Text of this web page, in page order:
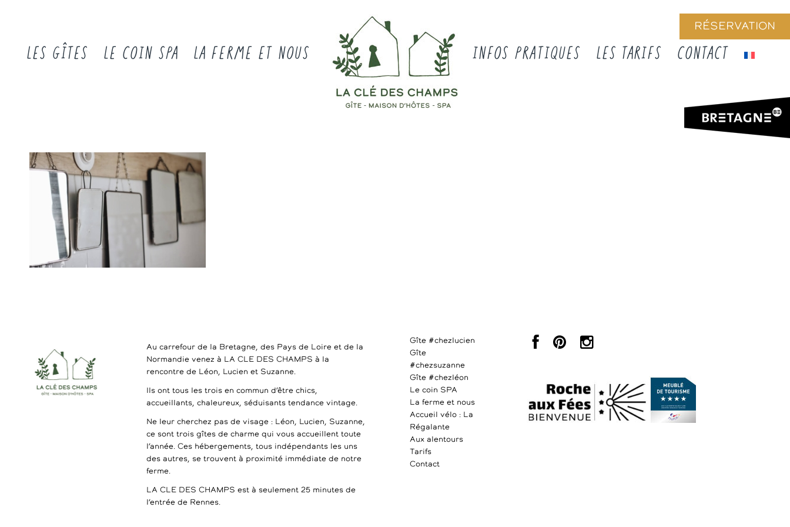
RÉSERVATION
LES GÎTES LE COIN SPA LA FERME ET NOUS INFOS PRATIQUES LES TARIFS CONTACT
Au carrefour de la Bretagne, des Pays de Loire et de la
Normandie venez à LA CLE DES CHAMPS à la
rencontre de Léon, Lucien et Suzanne.
Ils ont tous les trois en commun d’être chics,
accueillants, chaleureux, séduisants tendance vintage.
Ne leur cherchez pas de visage : Léon, Lucien, Suzanne,
ce sont trois gîtes de charme qui vous accueillent toute
l’année. Ces hébergements, tous indépendants les uns
des autres, se trouvent à proximité immédiate de notre
ferme.
LA CLE DES CHAMPS est à seulement 25 minutes de
l’entrée de Rennes.
Gîte #chezlucien
Gîte
#chezsuzanne
Gîte #chezléon
Le coin SPA
La ferme et nous
Accueil vélo : La
Régalante
Aux alentours
Tarifs
Contact